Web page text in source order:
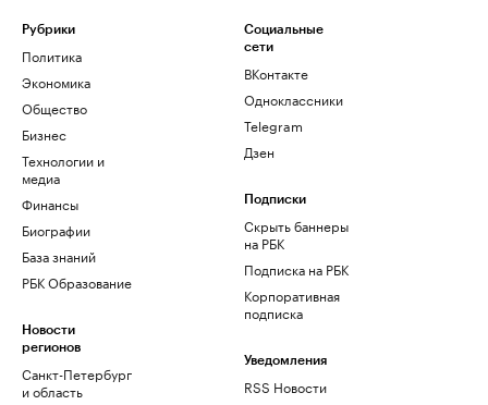
Рубрики
Политика
Экономика
Общество
Бизнес
Технологии и
медиа
Финансы
Биографии
База знаний
РБК Образование
Новости
регионов
Санкт-Петербург
и область
Социальные
сети
ВКонтакте
Одноклассники
Telegram
Дзен
Подписки
Скрыть баннеры
на РБК
Подписка на РБК
Корпоративная
подписка
Уведомления
RSS Новости